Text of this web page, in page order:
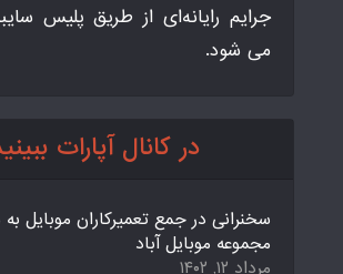
جرایم رایانه‌ای از طریق پلیس
می شود.
در کانال آپارات
سخنرانی در جمع تعمیرکاران موبایل به
مجموعه موبایل آباد